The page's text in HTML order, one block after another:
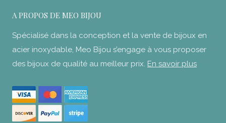
A PROPOS DE MEO BIJOU
Spécialisé dans la conception et la vente de bijoux en
acier inoxydable, Meo Bijou s’engage à vous proposer
des bijoux de qualité au meilleur prix. En savoir plus